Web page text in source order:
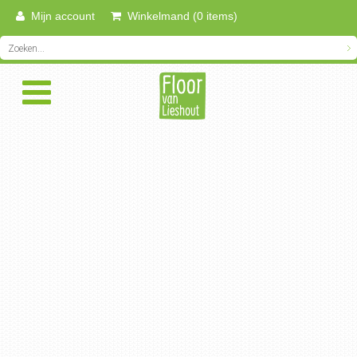
Mijn account Winkelmand (0 items)